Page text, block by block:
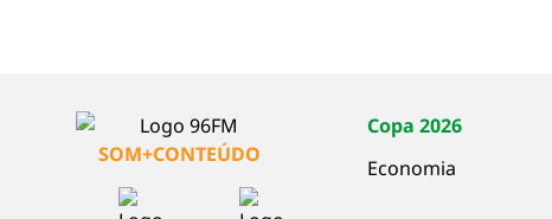
SOM+CONTEÚDO
Copa 2026
Economia